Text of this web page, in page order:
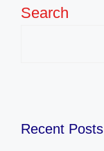
Search
Recent Posts